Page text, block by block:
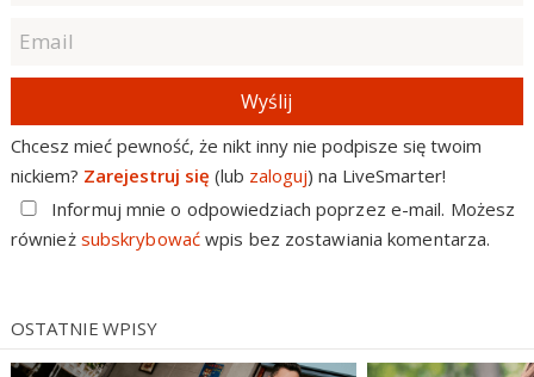
Wyślij
Chcesz mieć pewność, że nikt inny nie podpisze się twoim
nickiem? Zarejestruj się (lub zaloguj) na LiveSmarter!
Informuj mnie o odpowiedziach poprzez e-mail. Możesz
również subskrybowaćwpis bez zostawiania komentarza.
OSTATNIE WPISY